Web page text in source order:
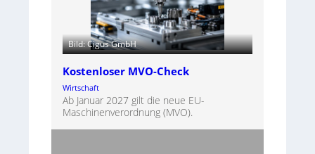
Bild: Cigus GmbH
Kostenloser MVO-Check
Wirtschaft
Ab Januar 2027 gilt die neue EU-
Maschinenverordnung (MVO).